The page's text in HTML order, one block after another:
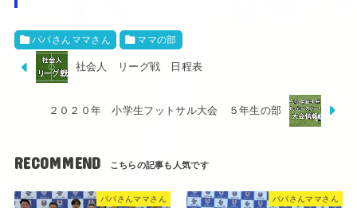
パパさんママさん ママの部
社会人 リーグ戦 日程表
２０２０年 小学生フットサル大会 ５年生の部
RECOMMEND
パパさんママさん パパさんママさん